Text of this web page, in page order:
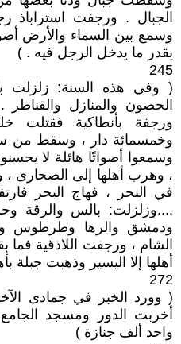
الجبال . ورجفت استراباذ
وسمع بين السماء والأرض
بقدر ما يدخل الرجل فيه ‏.‏ )
245
( وفي هذه السنة‏:‏ زلزلت
الحصون والمنازل
ورجفة بأنطاكية فقتلت
وخمسمائة دار ، وسقط من
وسمعوا أصواتًا هائلة لا
، وهرب أهلها إلى الصحارى
في البحر ، فهاج البحر
....‏وزلزلت‏:‏ بالس والرقة
ودمشق والرها وطرطوس
الشام ، ورجفت اللاذقية
أهلها إلا اليسير وذهبت جبلة
272
( وورد الخبر في جمادى
أخربت الدور ومسجد
واحد ألف جنازة )